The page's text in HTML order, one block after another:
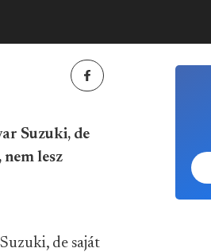
Suzuki, de
lesz
de saját